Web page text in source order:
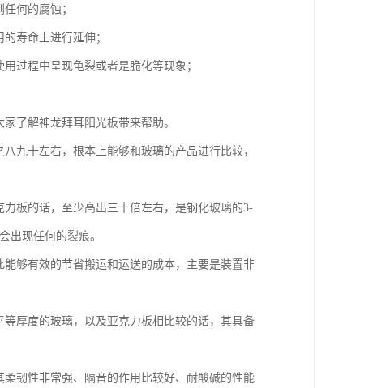
何的腐蚀；
寿命上进行延伸；
过程中呈现龟裂或者是脆化等现象；
了解神龙拜耳阳光板带来帮助。
九十左右，根本上能够和玻璃的产品进行比较，
板的话，至少高出三十倍左右，是钢化玻璃的3-
出现任何的裂痕。
够有效的节省搬运和运送的成本，主要是装置非
厚度的玻璃，以及亚克力板相比较的话，其具备
韧性非常强、隔音的作用比较好、耐酸碱的性能